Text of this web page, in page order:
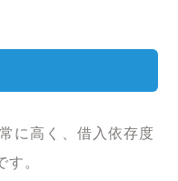
に高く、借入依存度
。